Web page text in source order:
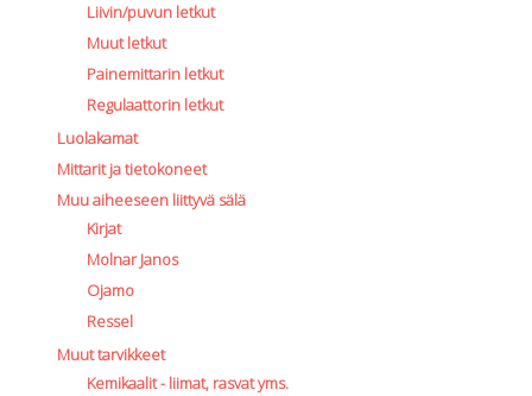
Liivin/puvun letkut
Muut letkut
Painemittarin letkut
Regulaattorin letkut
Luolakamat
Mittarit ja tietokoneet
Muu aiheeseen liittyvä sälä
Kirjat
Molnar Janos
Ojamo
Ressel
Muut tarvikkeet
Kemikaalit - liimat, rasvat yms.